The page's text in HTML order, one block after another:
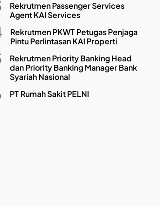
Rekrutmen Passenger Services
Agent KAI Services
Rekrutmen PKWT Petugas Penjaga
Pintu Perlintasan KAI Properti
Rekrutmen Priority Banking Head
dan Priority Banking Manager Bank
Syariah Nasional
PT Rumah Sakit PELNI